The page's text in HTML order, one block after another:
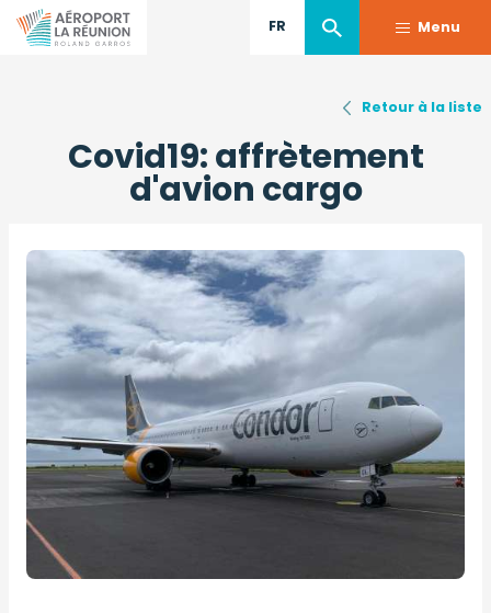
FR Menu
Covid19: affrètement
d'avion cargo
Photo
Retour à la liste